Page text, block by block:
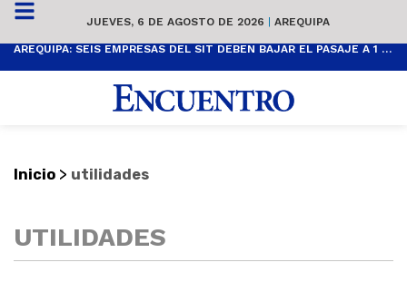
JUEVES, 6 DE AGOSTO DE 2026 | AREQUIPA
AREQUIPA: SEIS EMPRESAS DEL SIT DEBEN BAJAR EL PASAJE A 1 SOL
Inicio > utilidades
UTILIDADES